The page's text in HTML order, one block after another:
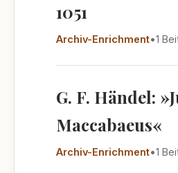
1051
Archiv-Enrichment•1
G. F. Händel:
Maccabaeus«
Archiv-Enrichment•1